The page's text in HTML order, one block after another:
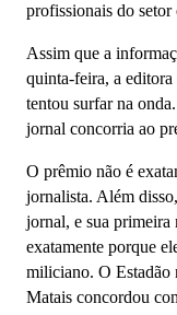
profissionais do setor
Assim que a
quinta-feira, a
tentou surfar na
jornal concorria ao
O prêmio não é
jornalista. Além
jornal, e sua
exatamente porque
miliciano. O Estadão
Matais concordou